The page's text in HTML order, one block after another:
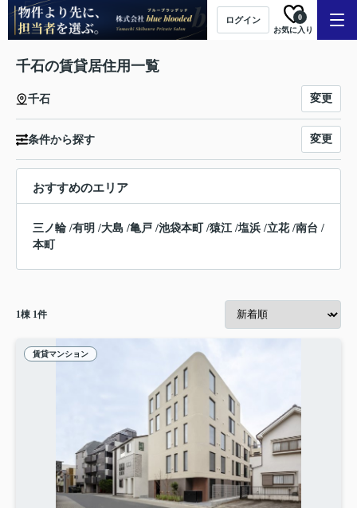
ログイン
お気に入り
0
千石の賃貸居住用一覧
千石 変更
条件から探す 変更
おすすめのエリア
三ノ輪 /有明 /大島 /亀戸 /池袋本町 /猿江/塩浜 /立花/南台 /
本町
1棟 1件
賃貸マンション